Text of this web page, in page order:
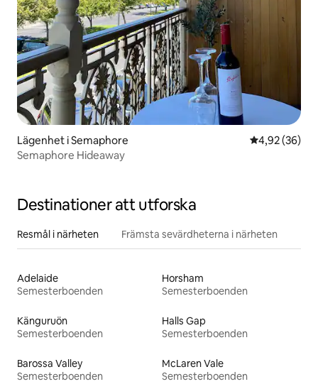
Lägenhet i Semaphore 4,92 av 5 i
4,92 (36)
Semaphore Hideaway
Destinationer att utforska
Resmål i närheten Främsta sevärdheterna i närheten
Adelaide
Semesterboenden
Horsham
Semesterboenden
Känguruön
Semesterboenden
Halls Gap
Semesterboenden
Barossa Valley
Semesterboenden
McLaren Vale
Semesterboenden